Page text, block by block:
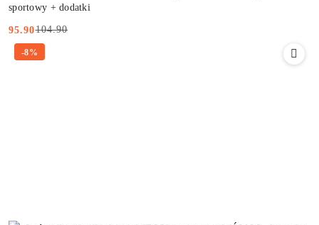
sportowy + dodatki
Cena
promocyjna:
95.90
Cena
przed
104.90
-8%